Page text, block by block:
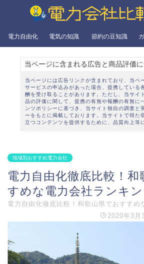
電力自由化 電気の知識 節約の豆知識
当ページに含まれる広告と商品評価
当ページには広告リンクが含まれており、当ペ
サービスの申込みがあった場合、提携している
酬を受け取ることがあります。ただし、当サイ
品の評価に関して、提携の有無や報酬の有無に
ンツポリシー に基づき、当サイト独自の調査と
ーをもとに掲載しております。当サイトで得た
立つコンテンツを提供するために、品質向上等
地域別おすすめ電力会社
電力自由化徹底比較！和
すめな電力会社ランキ
電力自由化徹底比較！和歌山県でおすすめ
2020年3月